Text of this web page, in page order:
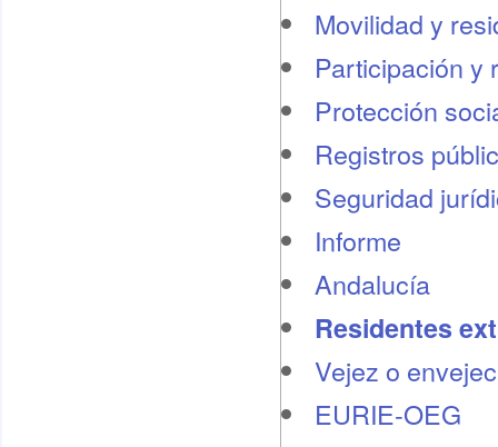
Movilidad y
Participación y
Protección
Registros
Seguridad
Informe
Andalucía
Residentes
Vejez o
EURIE-OEG